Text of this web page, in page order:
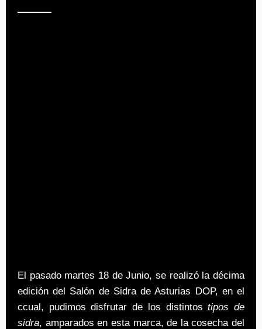
El pasado martes 18 de Junio, se realizó la décima
edición del Salón de Sidra de Asturias DOP, en el
ccual, pudimos disfrutar de los distintostipos de
sidra, amparados en esta marca, de la cosecha del